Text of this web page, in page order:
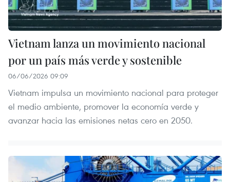
Vietnam lanza un movimiento nacional
por un país más verde y sostenible
06/06/2026 09:09
Vietnam impulsa un movimiento nacional para proteger
el medio ambiente, promover la economía verde y
avanzar hacia las emisiones netas cero en 2050.